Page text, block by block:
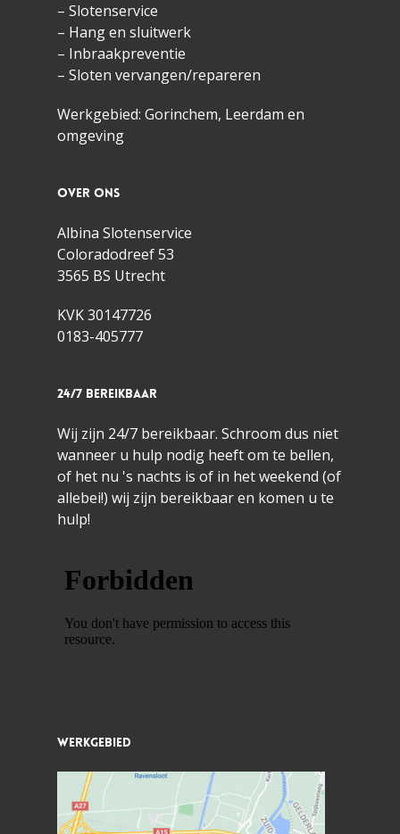
– Slotenservice
– Hang en sluitwerk
– Inbraakpreventie
– Sloten vervangen/repareren
Werkgebied: Gorinchem, Leerdam en
omgeving
Over ons
Albina Slotenservice
Coloradodreef 53
3565 BS Utrecht
KVK 30147726
0183-405777
24/7 bereikbaar
Wij zijn 24/7 bereikbaar. Schroom dus niet
wanneer u hulp nodig heeft om te bellen,
of het nu 's nachts is of in het weekend (of
allebei!) wij zijn bereikbaar en komen u te
hulp!
Werkgebied